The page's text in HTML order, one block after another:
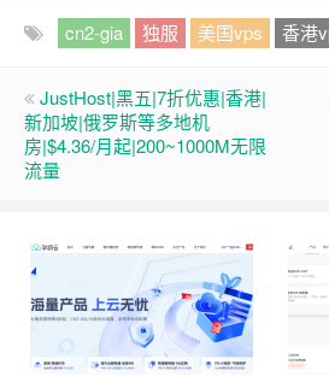
cn2-gia 独服 美国vps 香港
JustHost|黑五|7折优惠|香港|
新加坡|俄罗斯等多地机
房|$4.36/月起|200~1000M无限
流量